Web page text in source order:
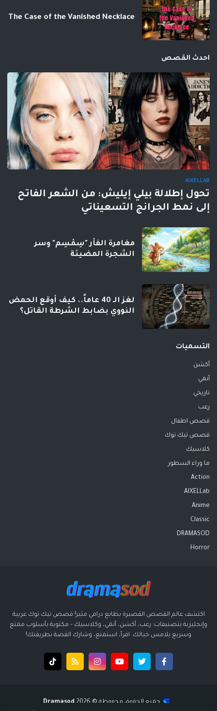
The Case of the Vanished Necklace
احدث القصص
AIXELLAB
تحول إطلالة بيلي إيليش: من الشعر الفاتح
إلى نمط الجرانج التسعيناتي
مغامرة الفأر "سِمْسِم" وسر
الشجرة المضيئة
لغز الـ 40 عاماً.. كيف أوقع الحمض
النووي بضابط الشرطة القاتل؟
التسميات
أكشن
أنمي
تاريخي
رعب
قصص اطفال
قصص تيك توك
كلاسيك
ما وراء السطور
Action
AIXELLab
Anime
Classic
DRAMASOD
Horror
اكتشف عالم القصص القصيرة بطابع درامي مثير! قصص تيك توك عربية
وإنجليزية بتصنيفات: رعب، أكشن، أنمي، وكلاسيك – مكتوبة بأسلوب ممتع
وسريع يلامس خيالك. اقرأ، استمتع، وشارك القصة بطريقتك!
جميع الحقوق محفوظة ©️ 2026
Dramasod